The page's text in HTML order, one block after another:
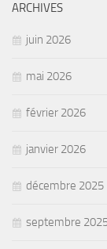
ARCHIVES
juin 2026
mai 2026
février 2026
janvier 2026
décembre 2025
septembre